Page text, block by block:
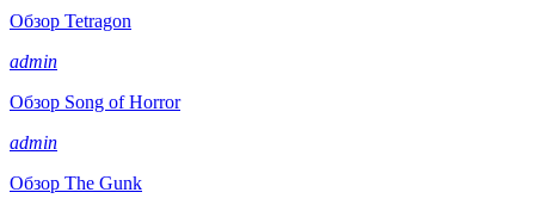
Обзор Tetragon
admin
Обзор Song of Horror
admin
Обзор The Gunk